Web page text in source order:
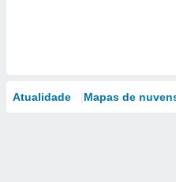
Atualidade Mapas de